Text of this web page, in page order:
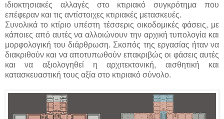
ιδιοκτησιακές αλλαγές στο κτιριακό συγκρότημα που
επέφεραν και τις αντίστοιχες κτιριακές μετασκευές.
Συνολικά το κτίριο υπέστη τέσσερις οικοδομικές φάσεις, με
κάποιες από αυτές να αλλοιώνουν την αρχική τυπολογία και
μορφολογική του διάρθρωση. Σκοπός της εργασίας ήταν να
διακριθούν και να αποτυπωθούν επακριβώς οι φάσεις αυτές
και να αξιολογηθεί η αρχιτεκτονική, αισθητική και
κατασκευαστική τους αξία στο κτιριακό σύνολο.